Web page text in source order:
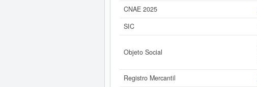
CNAE 2025
SIC
Objeto Social
Registro Mercantil